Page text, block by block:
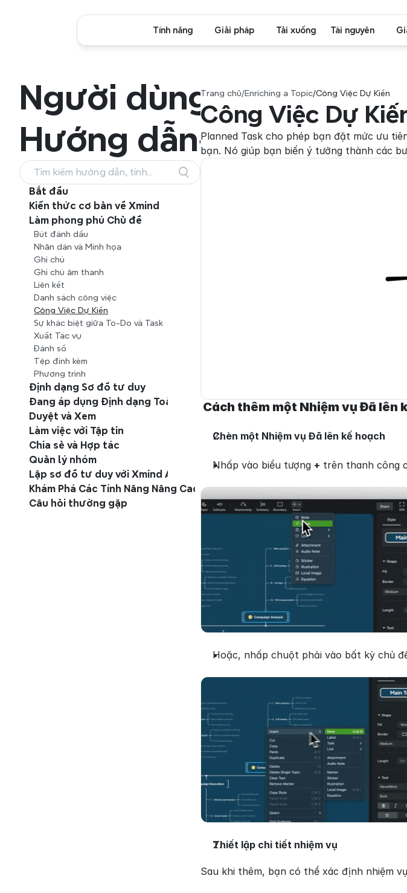
Người dùng
Hướng dẫn
Tìm kiếm hướng dẫn, tính
năng và quy trình làm việc
Bắt đầu
Kiến thức cơ bản về Xmind
Làm phong phú Chủ đề
Bút đánh dấu
Nhãn dán và Minh họa
Ghi chú
Ghi chú âm thanh
Liên kết
Danh sách công việc
Công Việc Dự Kiến
Sự khác biệt giữa To-Do và Task
Xuất Tác vụ
Đánh số
Tệp đính kèm
Phương trình
Định dạng Sơ đồ tư duy
Đang áp dụng Định dạng Toàn cầu
Duyệt và Xem
Làm việc với Tập tin
Chia sẻ và Hợp tác
Quản lý nhóm
Lập sơ đồ tư duy với Xmind AI
Khám Phá Các Tính Năng Nâng Cao
Câu hỏi thường gặp
Trang chủ/Enriching a Topic/Công Việc Dự Kiến
Công Việc Dự
Planned Task cho phép bạn đặt mức ưu
bạn. Nó giúp bạn biến ý tưởng thành các
Cách thêm một Nhiệm vụ Đã lên
Chèn một Nhiệm vụ Đã lên kế hoạch
Nhấp vào biểu tượng + trên thanh công
Hoặc, nhấp chuột phải vào bất kỳ chủ
Thiết lập chi tiết nhiệm vụ
Sau khi thêm, bạn có thể xác định nhiệm
Tính năng Giải pháp Tải xuống Tài nguyên